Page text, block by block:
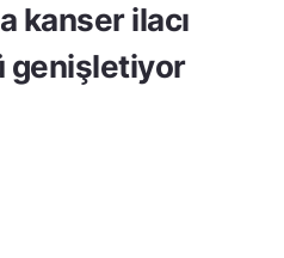
kanser ilacı
genişletiyor